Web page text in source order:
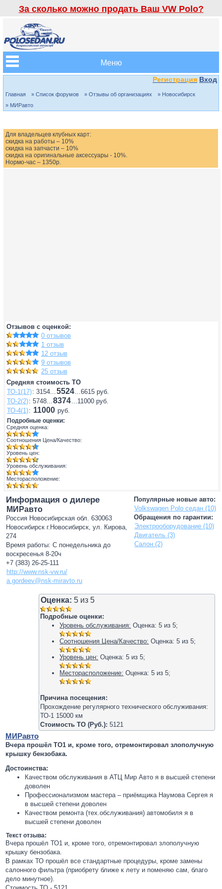
За сколько можно продать Ваш VW Polo?
Меню
Регистрация Вход
Главная » Список форумов » Отзывы об организациях
» Новосибирск
» МИРавто
Для владельцев клубных карт:
скидка на работы – 10%
скидка на запчасти – 10%
скидка на оригинальные аксессуары - 10%.
Нормо-час – 1350р.
Отзывов с оценкой:
0 отзывов
1 отзыв
12 отзыв
9 отзывов
25 отзыв
Средняя стоимость ТО
ТО-1(17): 3154...5524...6615 руб.
ТО-2(2): 5748...8374...11000 руб.
ТО-4(1): 11000 руб.
Подробные оценки:
Средняя оценка:
Соотношения Цена/Качество:
Уровень цен:
Уровень обслуживания:
Месторасположение:
Популярные новые авто:
Volkswagen Polo седан (10)
Обращения по гарантии:
Электрооборудование (10)
Двигатель (3)
Салон (2)
Информация о дилере
МИРавто
Россия Новосибирская обл. 630063
Новосибирск г.Новосибирск, ул. Кирова,
274
Время работы: С понедельника до
воскресенья 8-20ч
+7 (383) 26-25-111
http://www.nsk-vw.ru/
a.gordeev@nsk-miravto.ru
Оценка: 5 из5
Подробные оценки:
Уровень обслуживания: Оценка:5 из5;
Соотношения Цена/Качество: Оценка:5 из5;
Уровень цен: Оценка:5 из5;
Месторасположение: Оценка:5 из5;
Причина посещения:
Прохождение регулярного технического обслуживания:
ТО-1 15000 км
Стоимость ТО (Руб.): 5121
МИРавто
Вчера прошёл ТО1 и, кроме того, отремонтировал злополучную
крышку бензобака.
Достоинства:
Качеством обслуживания в АТЦ Мир Авто я в высшей степени
доволен
Профессионализмом мастера – приёмщика Наумова Сергея я
в высшей степени доволен
Качеством ремонта (тех.обслуживания) автомобиля я в
высшей степени доволен
Текст отзыва:
Вчера прошёл ТО1 и, кроме того, отремонтировал злополучную
крышку бензобака.
В рамках ТО прошёл все стандартные процедуры, кроме замены
салонного фильтра (приобрету ближе к лету и поменяю сам, благо
дело минутное).